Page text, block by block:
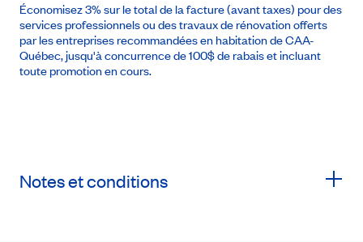
Économisez 3% sur le total de la facture (avant taxes) pour des
services professionnels ou des travaux de rénovation offerts
par les entreprises recommandées en habitation de CAA-
Québec, jusqu'à concurrence de 100$ de rabais et incluant
toute promotion en cours.
Notes et conditions